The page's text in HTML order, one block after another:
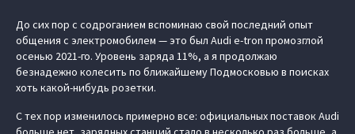
До сих пор с содроганием вспоминаю свой последний опыт
общения с электромобилем — это был Audi e-tron промозглой
осенью 2021-го. Уровень заряда 11%, а я продолжаю
безнадежно колесить по ближайшему Подмосковью в поисках
хоть какой-нибудь розетки.
С тех пор изменилось примерно все: официальных поставок Audi